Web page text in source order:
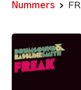
Nummers